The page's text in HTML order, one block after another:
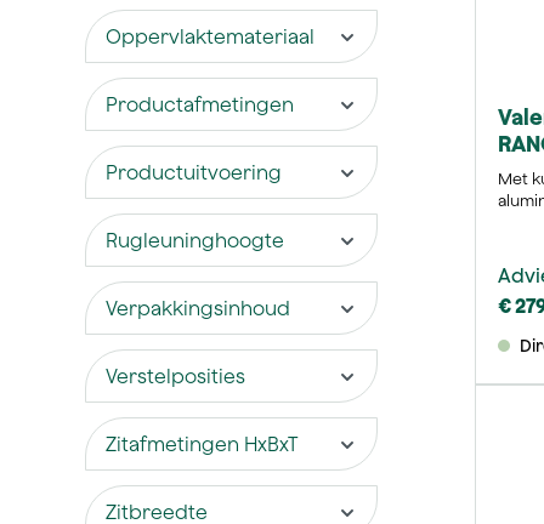
Oppervlaktemateriaal
Productafmetingen
Productuitvoering
Rugleuninghoogte
Verpakkingsinhoud
Verstelposities
Zitafmetingen HxBxT
Zitbreedte
Met
€